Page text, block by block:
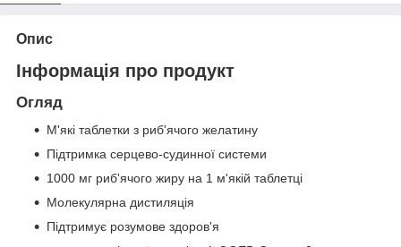
Опис
Інформація про продукт
Огляд
М'які таблетки з риб'ячого желатину
Підтримка серцево-судинної системи
1000 мг риб'ячого жиру на 1 м'якій таблетці
Молекулярна дистиляція
Підтримує розумове здоров'я